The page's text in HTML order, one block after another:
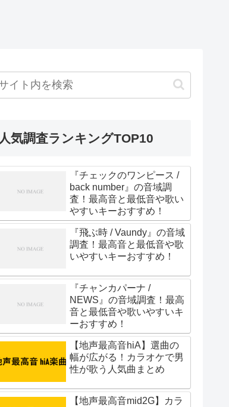
人気調査ランキングTOP10
『チェックのワンピース /
back number』の音域調
査！最高音と最低音や歌い
やすいキーおすすめ！
『飛ぶ時 / Vaundy』の音域
調査！最高音と最低音や歌
いやすいキーおすすめ！
『チャンカパーナ /
NEWS』の音域調査！最高
音と最低音や歌いやすいキ
ーおすすめ！
【地声最高音hiA】選曲の
幅が広がる！カラオケで男
性が歌う人気曲まとめ
【地声最高音mid2G】カラ